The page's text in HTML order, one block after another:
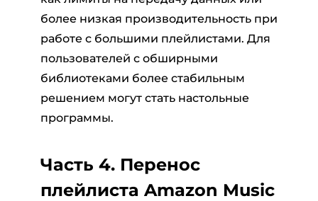
более низкая производительность при
работе с большими плейлистами. Для
пользователей с обширными
библиотеками более стабильным
решением могут стать настольные
программы.
Часть 4. Перенос
плейлиста Amazon Music